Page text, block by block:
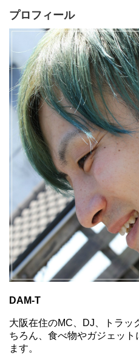
プロフィール
DAM-T
大阪在住のMC、DJ、トラッ
ちろん、食べ物やガジェッ
ます。